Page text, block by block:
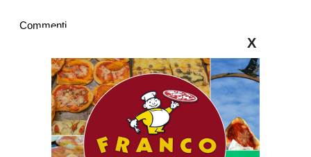
Commenti
X